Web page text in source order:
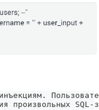
произвольных